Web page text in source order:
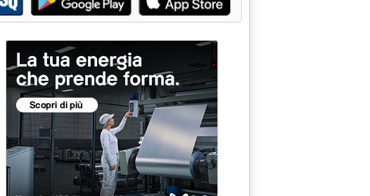
penali per chi manipola mercato petrolio'
24 settembre 2014 alle 17.54.
allo sforzo contro l'Is'